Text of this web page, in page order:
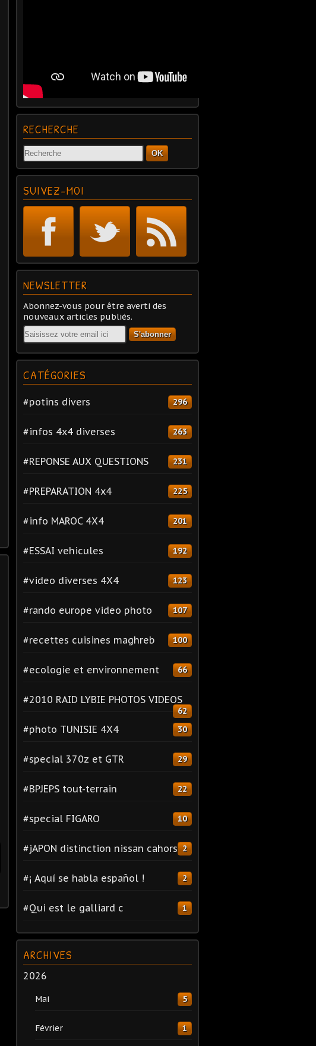
RECHERCHE
OK
SUIVEZ-MOI
NEWSLETTER
Abonnez-vous pour être averti des
nouveaux articles publiés.
Email
CATÉGORIES
#potins divers 296
#infos 4x4 diverses 263
#REPONSE AUX QUESTIONS 231
#PREPARATION 4x4 225
#info MAROC 4X4 201
#ESSAI vehicules 192
#video diverses 4X4 123
#rando europe video photo 107
#recettes cuisines maghreb 100
#ecologie et environnement 66
#2010 RAID LYBIE PHOTOS VIDEOS
62
#photo TUNISIE 4X4 30
#special 370z et GTR 29
#BPJEPS tout-terrain 22
#special FIGARO 10
#jAPON distinction nissan cahors 2
#¡ Aquí se habla español ! 2
#Qui est le galliard c 1
ARCHIVES
2026
Mai 5
Février 1